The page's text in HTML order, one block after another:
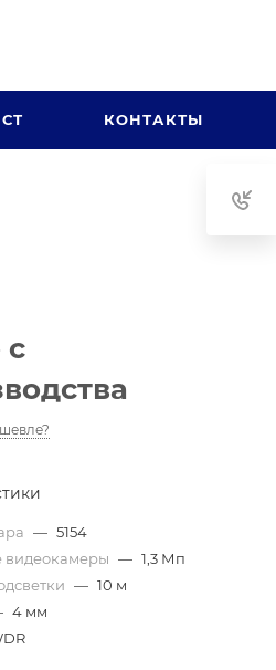
КОНТАКТЫ
с
— 5154
видеокамеры — 1,3 Мп
— 10 м
4 мм